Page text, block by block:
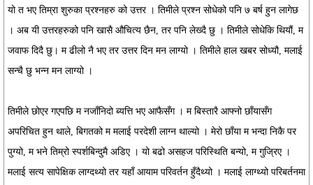
यो त भए तिम्रा शुरुका प्रश्नहरु को उत्तर । तिमीले प्रश्न सोधेको पनि ७ बर्ष हुन लागेछ
। अब यी उत्तरहरुको पनि खासै औचित्य छैन, तर पनि लेख्दै छु । तिमीले सोधेकि थियौं, म
जवाफ दिदै छु। म ढीलो नै भए तर उत्तर दिन मन लाग्यो । तिमीले हाल खबर सोध्यौ, मलाई
सन्चै छु भन्न मन लाग्यो ।
तिमीले छोएर गएपछि म नजाँनिदो ब्यत्ति भए आफैसँग । म बिस्तारै आफ्नो छाँयासँग
अपरिचित हुन थाले, बिगतको म मलाई परदेशी लाग्न थाल्यो । मेरो छाँया म भन्दा निकै पर
पुग्यो, म भने तिम्रो स्पर्शबिन्दुमै अडिए । यो बढो असहज परिस्थिति बन्यो, म गुज्रिए ।
मलाई सत्य सापेक्षिक लाग्दथ्यो तर यहाँ आयाम परिवर्तन हुँदैथ्यो । मलाई लाग्थ्यो परिबर्तनमा